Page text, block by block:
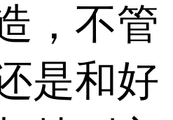
，不管
是和好